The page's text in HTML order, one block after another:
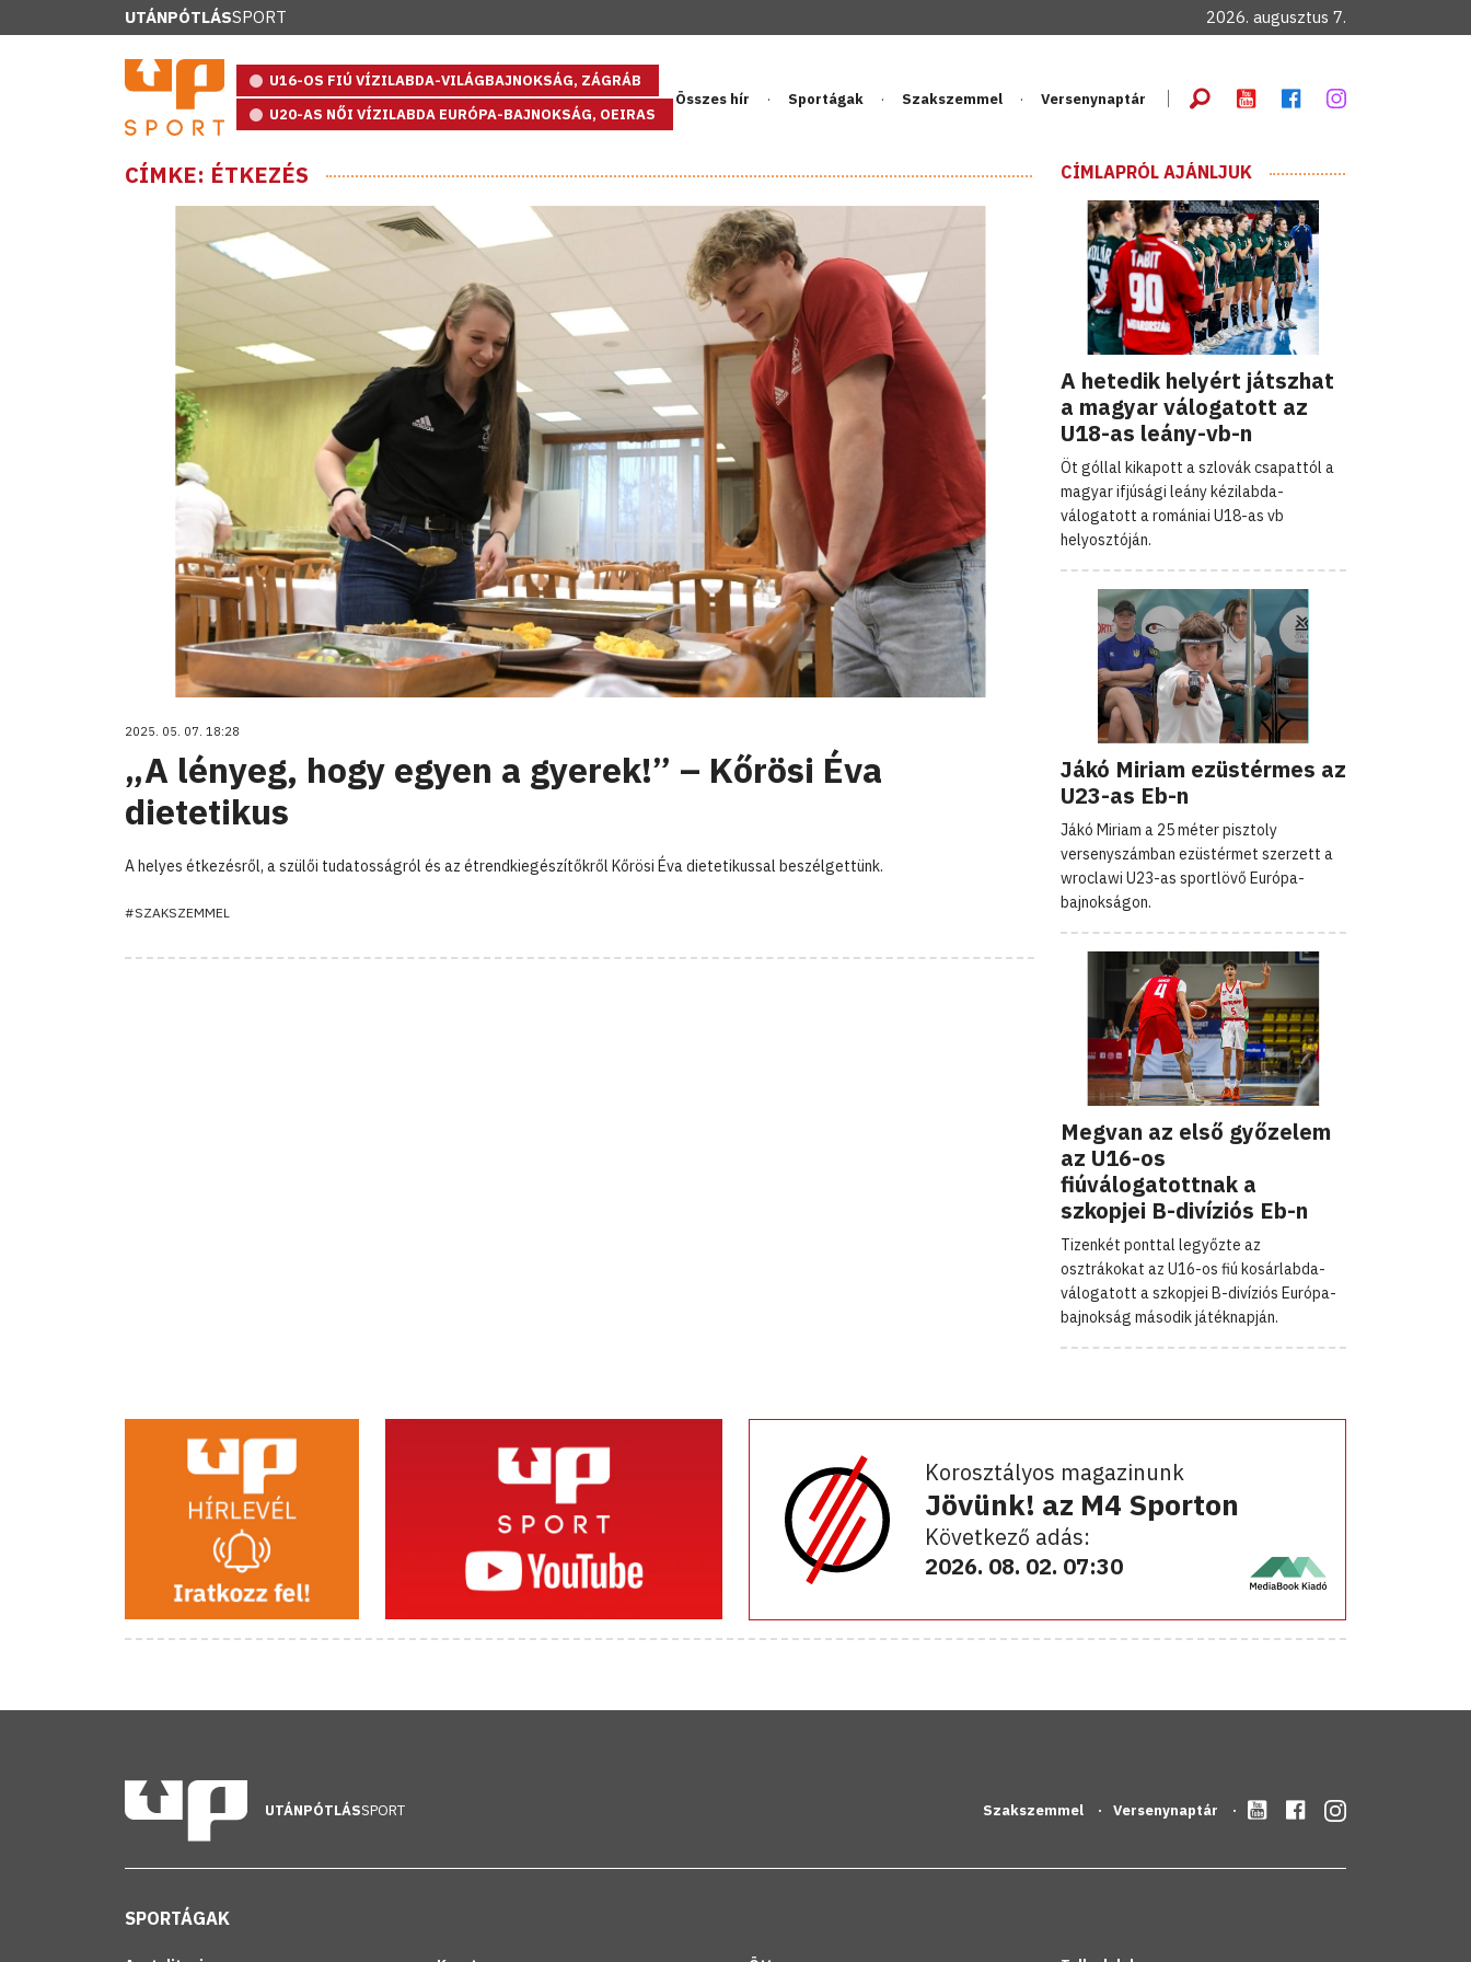
UTÁNPÓTLÁSSPORT 2026. augusztus 7.
U16-OS FIÚ VÍZILABDA-VILÁGBAJNOKSÁG, ZÁGRÁB
U20-AS NŐI VÍZILABDA EURÓPA-BAJNOKSÁG, OEIRAS
Összes hír Sportágak Szakszemmel Versenynaptár
CÍMKE: ÉTKEZÉS
2025. 05. 07. 18:28
„A lényeg, hogy egyen a gyerek!” – Kőrösi Éva
dietetikus
A helyes étkezésről, a szülői tudatosságról és az étrendkiegészítőkről Kőrösi Éva dietetikussal beszélgettünk.
#SZAKSZEMMEL
CÍMLAPRÓL AJÁNLJUK
A hetedik helyért játszhat
a magyar válogatott az
U18-as leány-vb-n
Öt góllal kikapott a szlovák csapattól a
magyar ifjúsági leány kézilabda-
válogatott a romániai U18-as vb
helyosztóján.
Jákó Miriam ezüstérmes az
U23-as Eb-n
Jákó Miriam a 25 méter pisztoly
versenyszámban ezüstérmet szerzett a
wroclawi U23-as sportlövő Európa-
bajnokságon.
Megvan az első győzelem
az U16-os
fiúválogatottnak a
szkopjei B-divíziós Eb-n
Tizenkét ponttal legyőzte az
osztrákokat az U16-os fiú kosárlabda-
válogatott a szkopjei B-divíziós Európa-
bajnokság második játéknapján.
Korosztályos magazinunk
Jövünk! az M4 Sporton
Következő adás:
2026. 08. 02. 07:30
UTÁNPÓTLÁSSPORT Szakszemmel Versenynaptár
SPORTÁGAK